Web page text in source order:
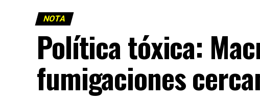
NOTA
Política tóxica:
fumigaciones